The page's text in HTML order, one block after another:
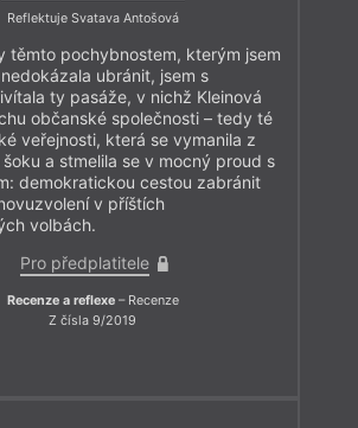
Reflektuje Svatava Antošová
těmto pochybnostem, kterým jsem
ubránit, jsem s
ty pasáže, v nichž Kleinová
občanské společnosti – tedy té
veřejnosti, která se vymanila z
a stmelila se v mocný proud s
demokratickou cestou zabránit
v příštích
volbách.
Pro předplatitele
Recenze a reflexe– Recenze
Z čísla 9/2019